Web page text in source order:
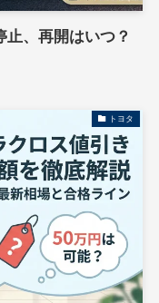
止、再開はいつ？
トヨタ